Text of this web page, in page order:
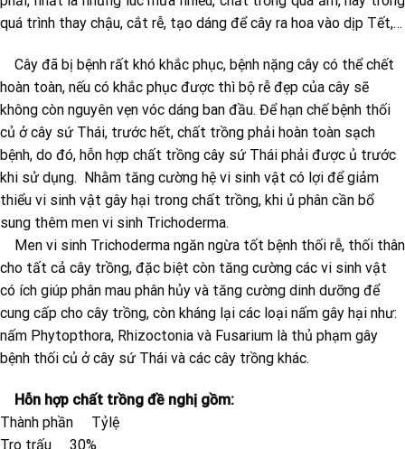
quá trình thay chậu, cắt rễ, tạo dáng để cây ra hoa vào dịp Tết,…
Cây đã bị bệnh rất khó khắc phục, bệnh nặng cây có thể chết
hoàn toàn, nếu có khắc phục được thì bộ rễ đẹp của cây sẽ
không còn nguyên vẹn vóc dáng ban đầu. Để hạn chế bệnh thối
củ ở cây sứ Thái, trước hết, chất trồng phải hoàn toàn sạch
bệnh, do đó, hỗn hợp chất trồng cây sứ Thái phải được ủ trước
khi sử dụng. Nhằm tăng cường hệ vi sinh vật có lợi để giảm
thiểu vi sinh vật gây hại trong chất trồng, khi ủ phân cần bổ
sung thêm men vi sinh Trichoderma.
Men vi sinh Trichoderma ngăn ngừa tốt bệnh thối rễ, thối thân
cho tất cả cây trồng, đặc biệt còn tăng cường các vi sinh vật
có ích giúp phân mau phân hủy và tăng cường dinh dưỡng để
cung cấp cho cây trồng, còn kháng lại các loại nấm gây hại như:
nấm Phytopthora, Rhizoctonia và Fusarium là thủ phạm gây
bệnh thối củ ở cây sứ Thái và các cây trồng khác.
Hỗn hợp chất trồng đề nghị gồm:
Thành phần Tỷlệ
Tro trấu 30%